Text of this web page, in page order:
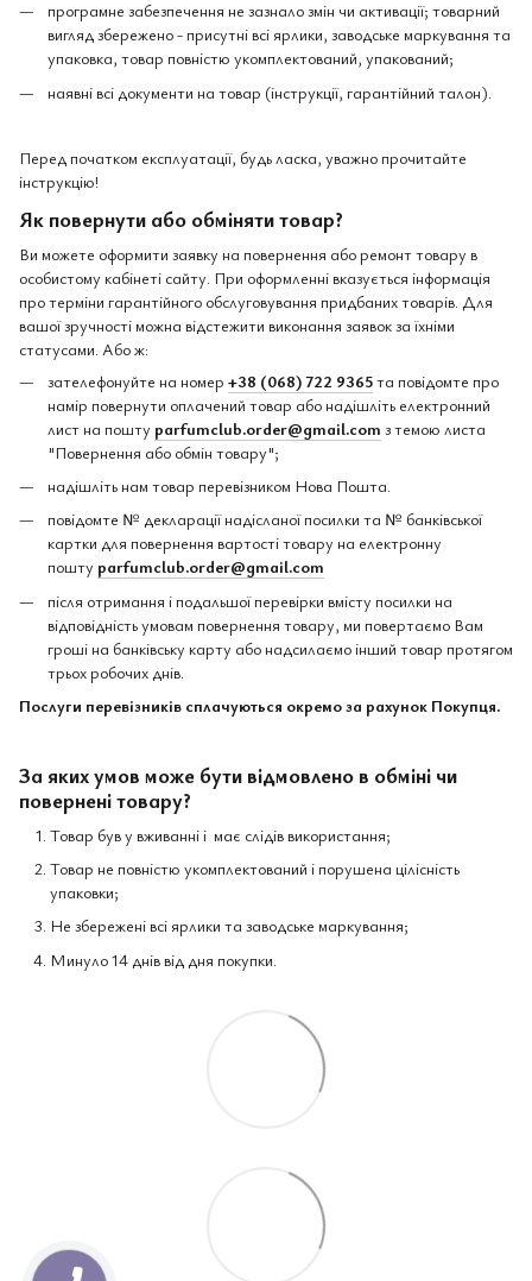
програмне забезпечення не зазнало змін чи активації; товарний
вигляд збережено - присутні всі ярлики, заводське маркування та
упаковка, товар повністю укомплектований, упакований;
наявні всі документи на товар (інструкції, гарантійний талон).
Перед початком експлуатації, будь ласка, уважно прочитайте
інструкцію!
Як повернути або обміняти товар?
Ви можете оформити заявку на повернення або ремонт товару в
особистому кабінеті сайту. При оформленні вказується інформація
про терміни гарантійного обслуговування придбаних товарів. Для
вашої зручності можна відстежити виконання заявок за їхніми
статусами. Або ж:
зателефонуйте на номер +38 (068) 722 9365та повідомте про
намір повернути оплачений товар або надішліть електронний
лист на пошту parfumclub.order@gmail.com з темою листа
"Повернення або обмін товару";
надішліть нам товар перевізником Нова Пошта.
повідомте № декларації надісланої посилки та № банківської
картки для повернення вартості товару на електронну
пошту parfumclub.order@gmail.com
після отримання і подальшої перевірки вмісту посилки на
відповідність умовам повернення товару, ми повертаємо Вам
гроші на банківську карту або надсилаємо інший товар протягом
трьох робочих днів.
Послуги перевізників сплачуються окремо за рахунок Покупця.
За яких умов може бути відмовлено в обміні чи
повернені товару?
Товар був у вживанні і має слідів використання;
Товар не повністю укомплектований і порушена цілісність
упаковки;
Не збережені всі ярлики та заводське маркування;
Минуло 14 днів від дня покупки.